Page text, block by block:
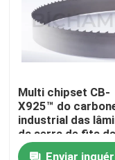
Casa
Produtos
Multi chipset CB-
X925™ do
industrial das
da serra de fita da
serração
Enviar